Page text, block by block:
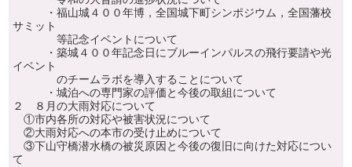
・福山城４００年博，全国城下町シンポジウム，全国藩校
サミット
等記念イベントについて
・築城４００年記念日にブルーインパルスの飛行要請や光
イベント
のチームラボを導入することについて
・城泊への専門家の評価と今後の取組について
２ ８月の大雨対応について
①市内各所の対応や被害状況について
②大雨対応への本市の受け止めについて
③下山守橋潜水橋の被災原因と今後の復旧に向けた対応につい
て